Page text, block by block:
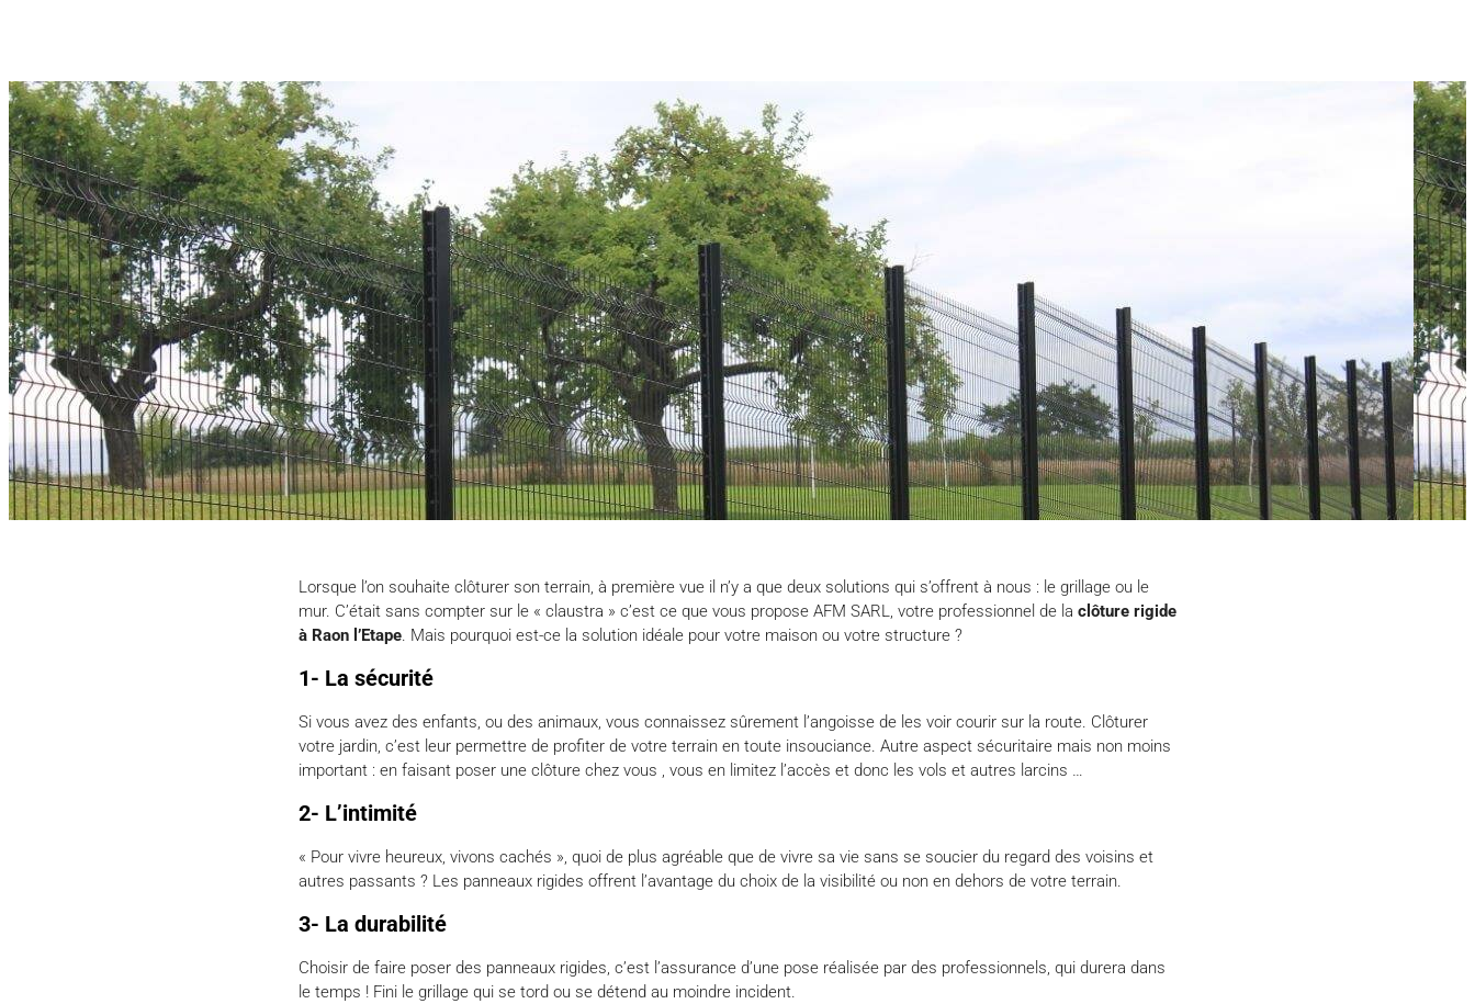
Lorsque l’on souhaite clôturer son terrain, à première vue il n’y a que deux solutions qui s’offrent à nous : le grillage ou le
mur. C’était sans compter sur le « claustra » c’est ce que vous propose AFM SARL, votre professionnel de la clôture rigide
à Raon l’Etape . Mais pourquoi est-ce la solution idéale pour votre maison ou votre structure ?
1- La sécurité
Si vous avez des enfants, ou des animaux, vous connaissez sûrement l’angoisse de les voir courir sur la route. Clôturer
votre jardin, c’est leur permettre de profiter de votre terrain en toute insouciance. Autre aspect sécuritaire mais non moins
important : en faisant poser une clôture chez vous , vous en limitez l’accès et donc les vols et autres larcins …
2- L’intimité
« Pour vivre heureux, vivons cachés », quoi de plus agréable que de vivre sa vie sans se soucier du regard des voisins et
autres passants ? Les panneaux rigides offrent l’avantage du choix de la visibilité ou non en dehors de votre terrain.
3- La durabilité
Choisir de faire poser des panneaux rigides, c’est l’assurance d’une pose réalisée par des professionnels, qui durera dans
le temps ! Fini le grillage qui se tord ou se détend au moindre incident.